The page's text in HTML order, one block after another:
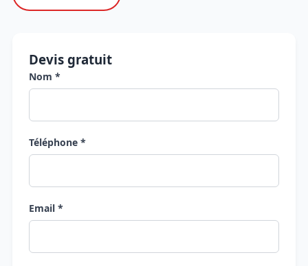
Devis gratuit
Nom *
Téléphone *
Email *